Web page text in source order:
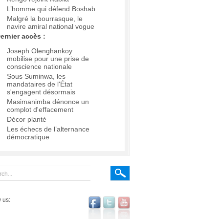
L’homme qui défend Boshab
Malgré la bourrasque, le
navire amiral national vogue
accès :
Joseph Olenghankoy
mobilise pour une prise de
conscience nationale
Sous Suminwa, les
mandataires de l'État
s'engagent désormais
Masimanimba dénonce un
complot d'effacement
Décor planté
Les échecs de l’alternance
démocratique
us: